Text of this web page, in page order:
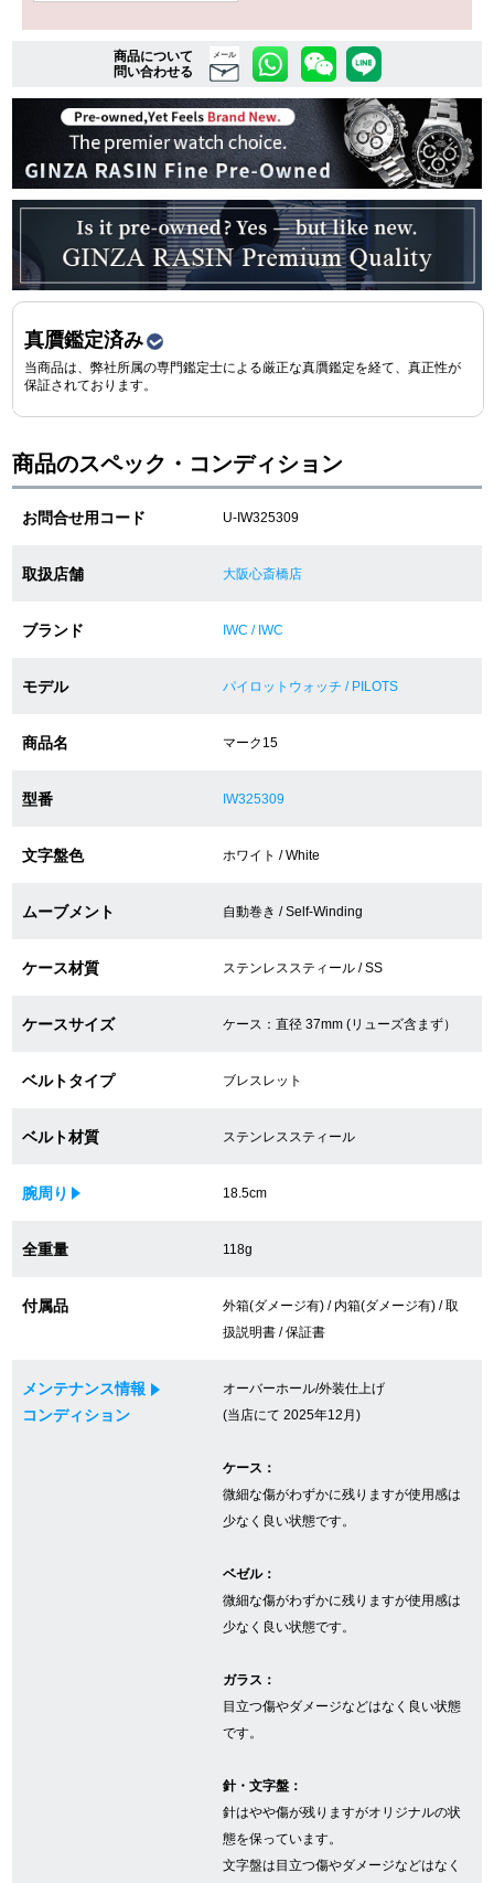
ご利用ガイド
GINZA RASINのプレミアムクオリティについて
送料・お支払方法
ショッピングローンの流れ
お問い合わせ
ショップサービス
保証・アフターサービス
ラッピングサービス
腕時計サイズ調整サービス
買取専門サロン
買取ご成約者様限定5万円クーポン
75%以上保証！中古商品高価買戻し
GINZA RASINについて
GINZA RASINの中古腕時計について
店舗情報
銀座本店
商品について
問い合わせる
メール
真贋鑑定済み
当商品は、弊社所属の専門鑑定士による厳正な真贋鑑定を経て、真正性が
保証されております。
商品のスペック・コンディション
お問合せ用コード U-IW325309
取扱店舗 大阪心斎橋店
ブランド IWC / IWC
モデル パイロットウォッチ / PILOTS
商品名 マーク15
型番 IW325309
文字盤色 ホワイト / White
ムーブメント 自動巻き / Self-Winding
ケース材質 ステンレススティール / SS
ケースサイズ ケース：直径 37mm (リューズ含まず）
ベルトタイプ ブレスレット
ベルト材質 ステンレススティール
腕周り 18.5cm
全重量 118g
付属品
外箱(ダメージ有) / 内箱(ダメージ有) / 取
扱説明書 / 保証書
メンテナンス情報
コンディション
オーバーホール/外装仕上げ
(当店にて 2025年12月)
ケース：
微細な傷がわずかに残りますが使用感は
少なく良い状態です。
ベゼル：
微細な傷がわずかに残りますが使用感は
少なく良い状態です。
ガラス：
目立つ傷やダメージなどはなく良い状態
です。
針・文字盤：
針はやや傷が残りますがオリジナルの状
態を保っています。
文字盤は目立つ傷やダメージなどはなく